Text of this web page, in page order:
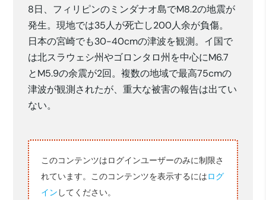
8日、フィリピンのミンダナオ島でM8.2の地震が
発生。現地では35人が死亡し200人余が負傷。
日本の宮崎でも30-40cmの津波を観測。イ国で
は北スラウェシ州やゴロンタロ州を中心にM6.7
とM5.9の余震が2回。複数の地域で最高75cmの
津波が観測されたが、重大な被害の報告は出てい
ない。
このコンテンツはログインユーザーのみに制限さ
れています。このコンテンツを表示するにはログ
イン してください。